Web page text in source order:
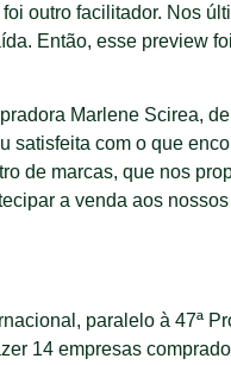
outro facilitador. Nos
Então, esse preview
Marlene Scirea,
com o que
de marcas, que nos
a venda aos
paralelo à 47ª
14 empresas